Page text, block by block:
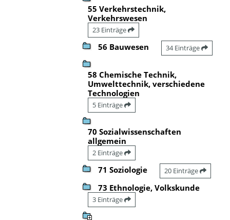
55 Verkehrstechnik,
Verkehrswesen
23 Einträge
56 Bauwesen 34 Einträge
58 Chemische Technik,
Umwelttechnik, verschiedene
Technologien
5 Einträge
70 Sozialwissenschaften
allgemein
2 Einträge
71 Soziologie 20 Einträge
73 Ethnologie, Volkskunde
3 Einträge